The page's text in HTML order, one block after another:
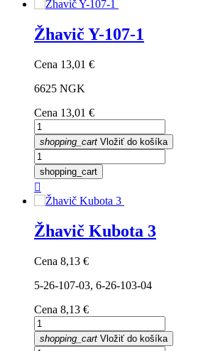
Žhavič Y-107-1
Cena 13,01 €
6625 NGK
Cena 13,01 €
shopping_cart Vložiť do košíka
shopping_cart

Žhavič Kubota 3
Cena 8,13 €
5-26-107-03, 6-26-103-04
Cena 8,13 €
shopping_cart Vložiť do košíka